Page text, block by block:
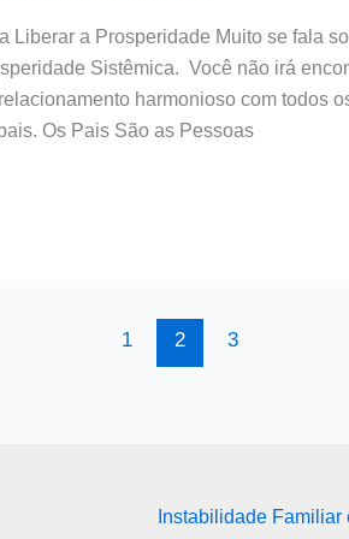
Liberar a Prosperidade Muito se fala
Sistêmica. Você não irá
harmonioso com todos
Os Pais São as Pessoas
1 2 3
Instabilidade